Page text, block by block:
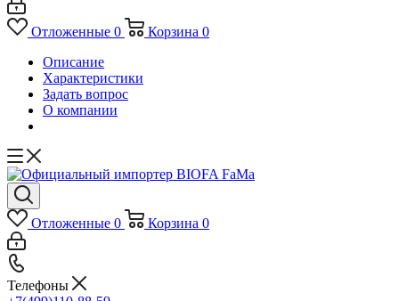
Отложенные 0 Корзина 0
Описание
Характеристики
Задать вопрос
О компании
Отложенные 0 Корзина 0
Телефоны